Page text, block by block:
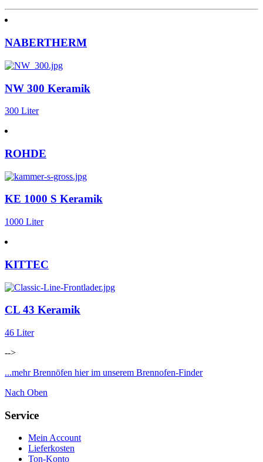
NABERTHERM
NW 300 Keramik
300 Liter
ROHDE
KE 1000 S Keramik
1000 Liter
KITTEC
CL 43 Keramik
46 Liter
-->
...mehr Brennöfen hier im unserem Brennofen-Finder
Nach Oben
Service
Mein Account
Lieferkosten
Ton-Konto